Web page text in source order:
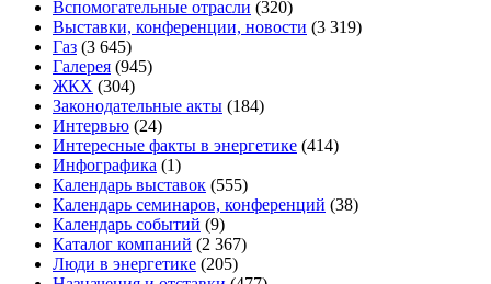
Вспомогательные отрасли (320)
Выставки, конференции, новости (3 319)
Газ (3 645)
Галерея (945)
ЖКХ (304)
Законодательные акты (184)
Интервью (24)
Интересные факты в энергетике (414)
Инфографика (1)
Календарь выставок (555)
Календарь семинаров, конференций (38)
Календарь событий (9)
Каталог компаний (2 367)
Люди в энергетике (205)